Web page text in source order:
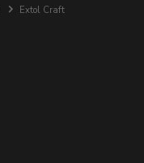
Extol Craft